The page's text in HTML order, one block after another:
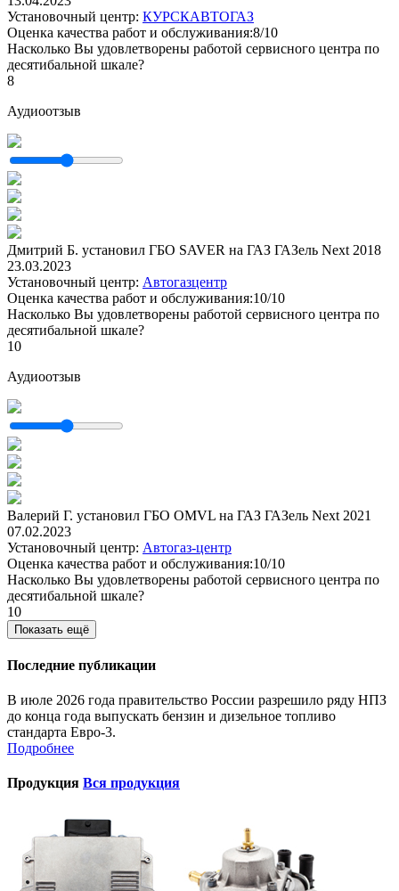
Установочный центр: КУРСКАВТОГАЗ
Оценка качества работ и обслуживания:8/10
Насколько Вы удовлетворены работой сервисного центра по
десятибальной шкале?
8
Аудиоотзыв
Дмитрий Б. установил ГБО SAVER на ГАЗ ГАЗель Next 2018
23.03.2023
Установочный центр: Автогазцентр
Оценка качества работ и обслуживания:10/10
Насколько Вы удовлетворены работой сервисного центра по
десятибальной шкале?
10
Аудиоотзыв
Валерий Г. установил ГБО OMVL на ГАЗ ГАЗель Next 2021
07.02.2023
Установочный центр: Автогаз-центр
Оценка качества работ и обслуживания:10/10
Насколько Вы удовлетворены работой сервисного центра по
десятибальной шкале?
10
Показать ещё
Последние публикации
В июле 2026 года правительство России разрешило ряду НПЗ
до конца года выпускать бензин и дизельное топливо
стандарта Евро-3.
Подробнее
Продукция Вся продукция